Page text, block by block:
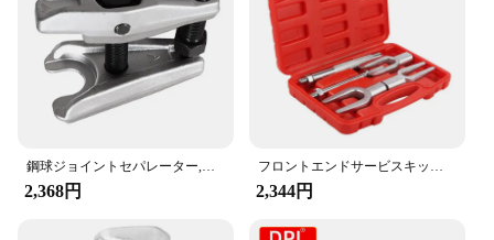
2,368円 2,344円